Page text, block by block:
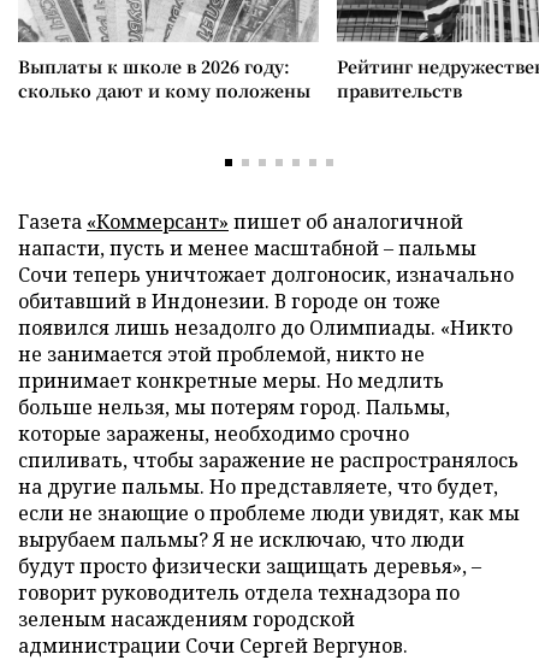
Выплаты к школе в 2026 году:
сколько дают и кому положены
Рейтинг
правительств
Газета «Коммерсант» пишет об аналогичной
напасти, пусть и менее масштабной – пальмы
Сочи теперь уничтожает долгоносик, изначально
обитавший в Индонезии. В городе он тоже
появился лишь незадолго до Олимпиады. «Никто
не занимается этой проблемой, никто не
принимает конкретные меры. Но медлить
больше нельзя, мы потерям город. Пальмы,
которые заражены, необходимо срочно
спиливать, чтобы заражение не распространялось
на другие пальмы. Но представляете, что будет,
если не знающие о проблеме люди увидят, как мы
вырубаем пальмы? Я не исключаю, что люди
будут просто физически защищать деревья», –
говорит руководитель отдела технадзора по
зеленым насаждениям городской
администрации Сочи Сергей Вергунов.